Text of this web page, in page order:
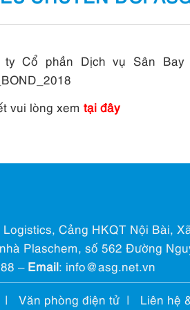
ty Cổ phần Dịch vụ Sân
vui lòng xem tại đây
Cảng HKQT Nội Bài,
Plaschem, số 562 Đường
– Email: info@ asg.net.vn
| Văn phòng điện tử | Liên hệ